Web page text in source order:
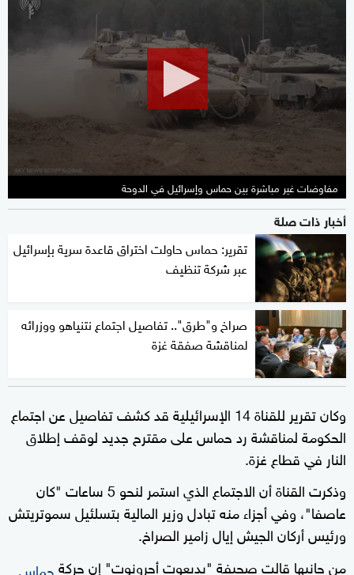
seconds
2
seconds
مفاوضات غير مباشرة بين حماس وإسرائيل في الدوحة
أخبار ذات صلة
تقرير: حماس حاولت اختراق قاعدة سرية بإسرائيل
عبر شركة تنظيف
صراخ و"طرق".. تفاصيل اجتماع نتنياهو ووزرائه
لمناقشة صفقة غزة
وكان تقرير للقناة 14 الإسرائيلية قد كشف تفاصيل عن اجتماع
الحكومة لمناقشة رد حماس على مقترح جديد لوقف إطلاق
النار في قطاع غزة.
وذكرت القناة أن الاجتماع الذي استمر لنحو 5 ساعات "كان
عاصفا"، وفي أجزاء منه تبادل وزير المالية بتسلئيل سموتريتش
ورئيس أركان الجيش إيال زامير الصراخ.
من جانبها قالت صحيفة "يديعوت أحرونوت" إن حركةحماس